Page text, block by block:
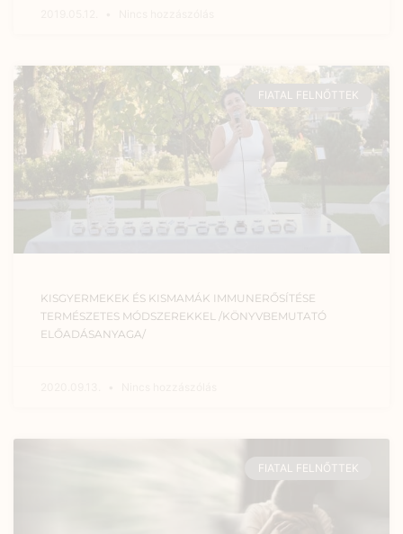
FIATAL FELNŐTTEK
KISGYERMEKEK ÉS KISMAMÁK IMMUNERŐSÍTÉSE
TERMÉSZETES MÓDSZEREKKEL /KÖNYVBEMUTATÓ
ELŐADÁSANYAGA/
FIATAL FELNŐTTEK